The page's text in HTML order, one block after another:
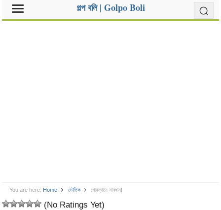
গল্প বলি | Golpo Boli
You are here: Home ভৌতিক গোরস্থানে সাবধান!
(No Ratings Yet)